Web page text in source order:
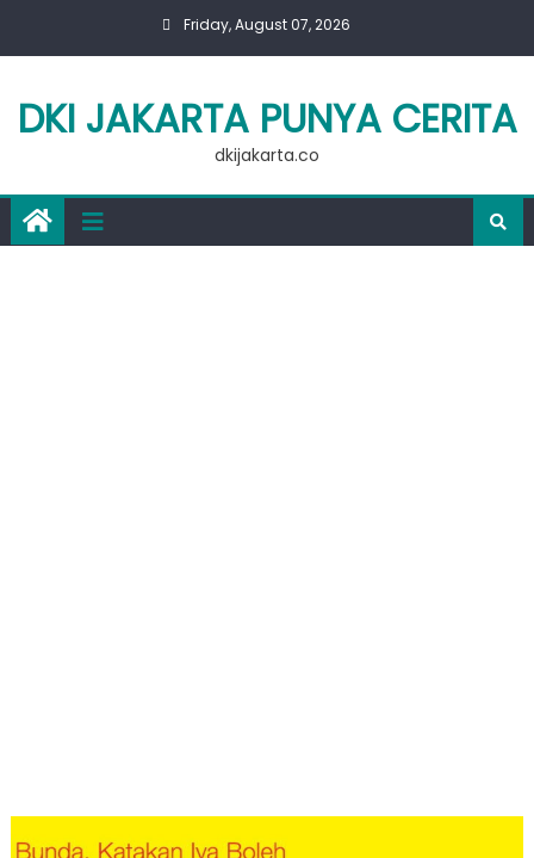
Friday, August 07, 2026
DKI JAKARTA PUNYA CERITA
dkijakarta.co